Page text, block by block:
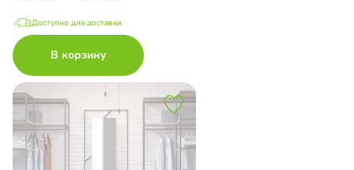
Доступно для доставки
В корзину